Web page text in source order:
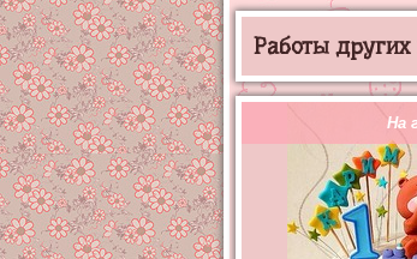
Работы других
На